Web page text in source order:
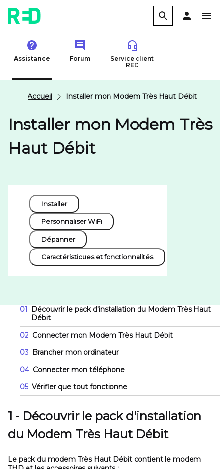
Assistance Forum
Service client
RED
Accueil Installer mon Modem Très Haut Débit
Installer mon Modem Très
Haut Débit
Installer
Personnaliser WiFi
Dépanner
Caractéristiques et fonctionnalités
01
Découvrir le pack d'installation du Modem Très Haut
Débit
02 Connecter mon Modem Très Haut Débit
03 Brancher mon ordinateur
04 Connecter mon téléphone
05 Vérifier que tout fonctionne
1 - Découvrir le pack d'installation
du Modem Très Haut Débit
Le pack du modem Très Haut Débit contient le modem